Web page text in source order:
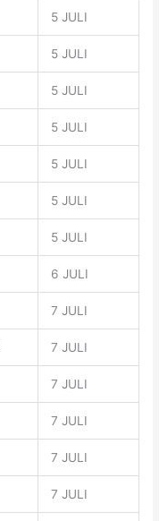
5 JULI
5 JULI
5 JULI
5 JULI
5 JULI
5 JULI
5 JULI
6 JULI
7 JULI
7 JULI
7 JULI
7 JULI
7 JULI
7 JULI